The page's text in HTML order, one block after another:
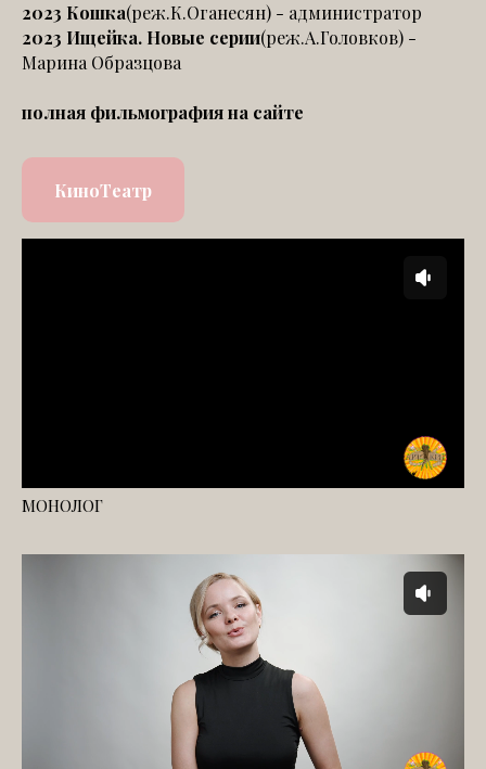
2023 Кошка(реж.К.Оганесян) - администратор
2023 Ищейка. Новые серии(реж.А.Головков) -
Марина Образцова
полная фильмография на сайте
КиноТеатр
МОНОЛОГ